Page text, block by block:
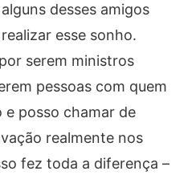
desses amigos
esse sonho.
serem ministros
pessoas com quem
posso chamar de
realmente nos
fez toda a diferença –